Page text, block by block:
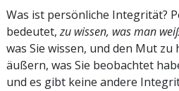
Was ist persönliche Integrität?
bedeutet,zu wissen, was man
was Sie wissen, und den Mut zu
äußern, was Sie beobachtet
und es gibt keine andere